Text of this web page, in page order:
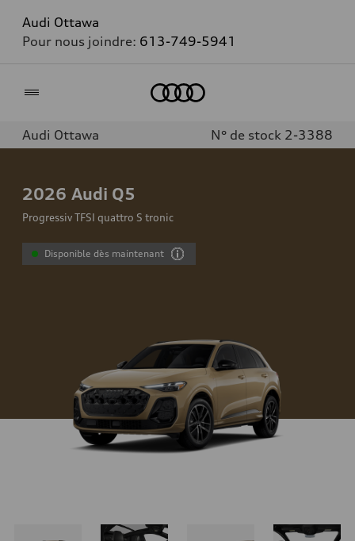
Audi Ottawa
Pour nous joindre: 613-749-5941
Audi Ottawa N° de stock 2-3388
2026 Audi Q5
Progressiv TFSI quattro S tronic
Disponible dès maintenant